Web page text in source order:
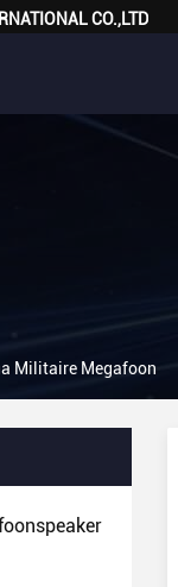
CO.,LTD
Militaire Megafoon